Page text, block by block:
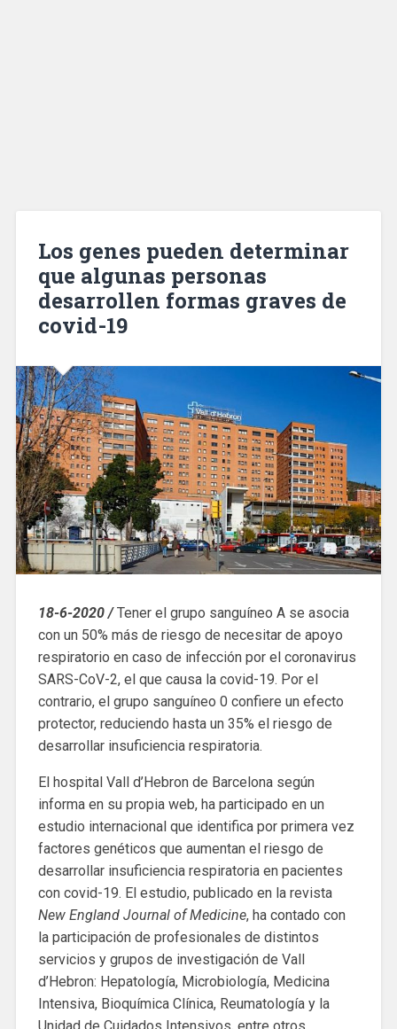
Los genes pueden determinar
que algunas personas
desarrollen formas graves de
covid-19
18-6-2020 / Tener el grupo sanguíneo A se asocia
con un 50% más de riesgo de necesitar de apoyo
respiratorio en caso de infección por el coronavirus
SARS-CoV-2, el que causa la covid-19. Por el
contrario, el grupo sanguíneo 0 confiere un efecto
protector, reduciendo hasta un 35% el riesgo de
desarrollar insuficiencia respiratoria.
El hospital Vall d’Hebron de Barcelona según
informa en su propia web, ha participado en un
estudio internacional que identifica por primera vez
factores genéticos que aumentan el riesgo de
desarrollar insuficiencia respiratoria en pacientes
con covid-19. El estudio, publicado en la revista
New England Journal of Medicine, ha contado con
la participación de profesionales de distintos
servicios y grupos de investigación de Vall
d’Hebron: Hepatología, Microbiología, Medicina
Intensiva, Bioquímica Clínica, Reumatología y la
Unidad de Cuidados Intensivos, entre otros.